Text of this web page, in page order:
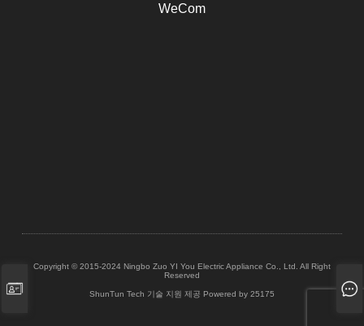
WeCom
Copyright © 2015-2024 Ningbo Zuo YI You Electric Appliance Co., Ltd. All Right
Reserved
ShunTun Tech 기술 지원 제공 Powered by 25175